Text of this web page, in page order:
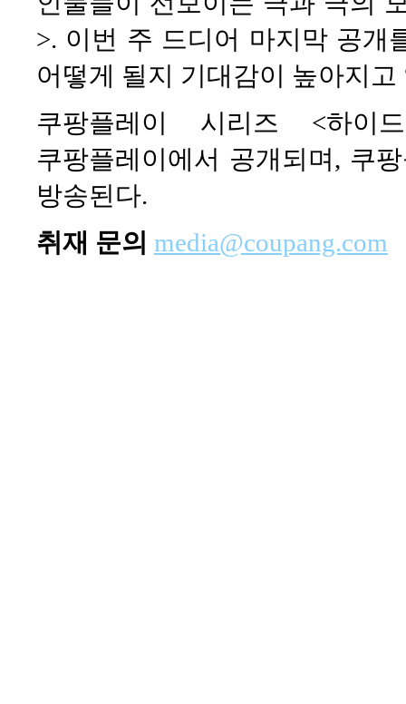
>. 이번 주 드디어 마지막 공개
어떻게 될지 기대감이 높아지
쿠팡플레이 시리즈 <하
쿠팡플레이에서 공개되며, 쿠
방송된다.
취재 문의 media@coupang.com